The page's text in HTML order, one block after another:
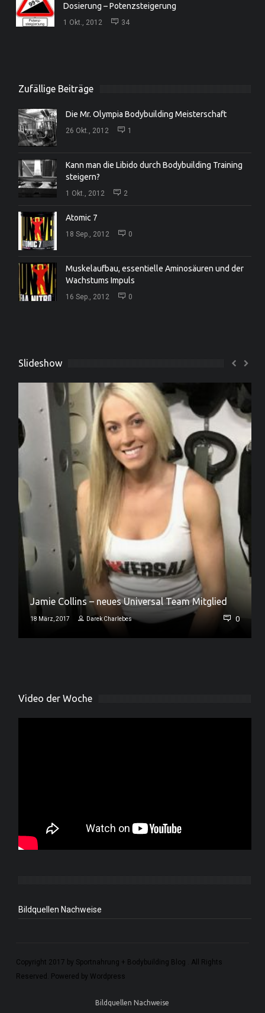
Dosierung – Potenzsteigerung
1 Okt., 2012 34
Zufällige Beiträge
Die Mr. Olympia Bodybuilding Meisterschaft
26 Okt., 2012 1
Kann man die Libido durch Bodybuilding Training
steigern?
1 Okt., 2012 2
Atomic 7
18 Sep., 2012 0
Muskelaufbau, essentielle Aminosäuren und der
Wachstums Impuls
16 Sep., 2012 0
Slideshow
Jamie Collins – neues Universal Team Mitglied
18 März, 2017 Darek Charlebes 0
Video der Woche
Bildquellen Nachweise
Copyright 2017 by Sportnahrung + Bodybuilding Blog . All Rights
Reserved. Powered by Wordpress
Bildquellen Nachweise